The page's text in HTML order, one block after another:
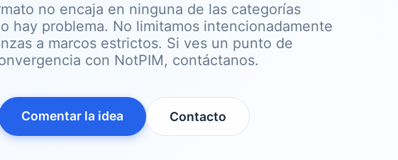
no encaja en ninguna de las categorías
hay problema. No limitamos intencionadamente
a marcos estrictos. Si ves un punto de
con NotPIM, contáctanos.
Comentar la idea Contacto